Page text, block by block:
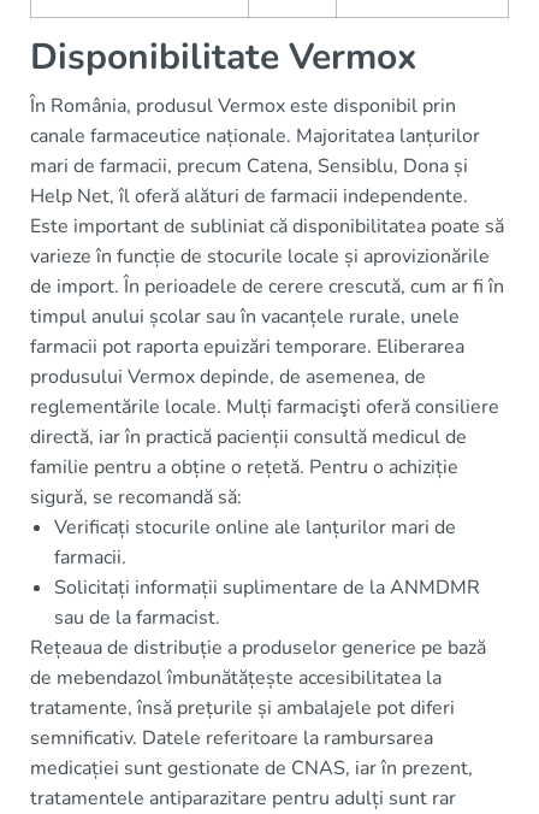
Disponibilitate Vermox
În România, produsul Vermox este disponibil prin
canale farmaceutice naționale. Majoritatea lanțurilor
mari de farmacii, precum Catena, Sensiblu, Dona și
Help Net, îl oferă alături de farmacii independente.
Este important de subliniat că disponibilitatea poate să
varieze în funcție de stocurile locale și aprovizionările
de import. În perioadele de cerere crescută, cum ar fi în
timpul anului școlar sau în vacanțele rurale, unele
farmacii pot raporta epuizări temporare. Eliberarea
produsului Vermox depinde, de asemenea, de
reglementările locale. Mulți farmacişti oferă consiliere
directă, iar în practică pacienții consultă medicul de
familie pentru a obține o rețetă. Pentru o achiziție
sigură, se recomandă să:
Verificați stocurile online ale lanțurilor mari de
farmacii.
Solicitați informații suplimentare de la ANMDMR
sau de la farmacist.
Rețeaua de distribuție a produselor generice pe bază
de mebendazol îmbunătățește accesibilitatea la
tratamente, însă prețurile și ambalajele pot diferi
semnificativ. Datele referitoare la rambursarea
medicației sunt gestionate de CNAS, iar în prezent,
tratamentele antiparazitare pentru adulți sunt rar